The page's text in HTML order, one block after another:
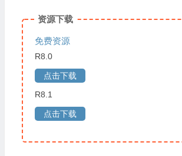
资源下载
免费资源
R8.0
点击下载
R8.1
点击下载